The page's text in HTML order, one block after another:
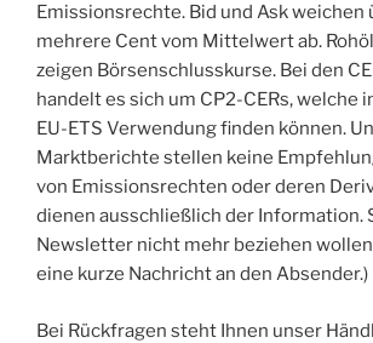
Emissionsrechte. Bid und Ask weichen
mehrere Cent vom Mittelwert ab.
zeigen Börsenschlusskurse. Bei den
handelt es sich um CP2-CERs, welche
EU-ETS Verwendung finden können.
Marktberichte stellen keine
von Emissionsrechten oder deren
dienen ausschließlich der Information.
Newsletter nicht mehr beziehen
eine kurze Nachricht an den Absender.)
Bei Rückfragen steht Ihnen unser